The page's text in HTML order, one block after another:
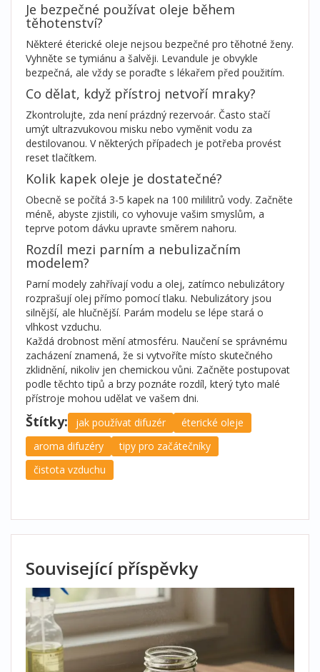
Je bezpečné používat oleje během
těhotenství?
Některé éterické oleje nejsou bezpečné pro těhotné ženy.
Vyhněte se tymiánu a šalvěji. Levandule je obvykle
bezpečná, ale vždy se poraďte s lékařem před použitím.
Co dělat, když přístroj netvoří mraky?
Zkontrolujte, zda není prázdný rezervoár. Často stačí
umýt ultrazvukovou misku nebo vyměnit vodu za
destilovanou. V některých případech je potřeba provést
reset tlačítkem.
Kolik kapek oleje je dostatečné?
Obecně se počítá 3-5 kapek na 100 mililitrů vody. Začněte
méně, abyste zjistili, co vyhovuje vašim smyslům, a
teprve potom dávku upravte směrem nahoru.
Rozdíl mezi parním a nebulizačním
modelem?
Parní modely zahřívají vodu a olej, zatímco nebulizátory
rozprašují olej přímo pomocí tlaku. Nebulizátory jsou
silnější, ale hlučnější. Parám modelu se lépe stará o
vlhkost vzduchu.
Každá drobnost mění atmosféru. Naučení se správnému
zacházení znamená, že si vytvoříte místo skutečného
zklidnění, nikoliv jen chemickou vůni. Začněte postupovat
podle těchto tipů a brzy poznáte rozdíl, který tyto malé
přístroje mohou udělat ve vašem dni.
Štítky: jak používat difuzér
éterické oleje
aroma difuzéry
tipy pro začátečníky
čistota vzduchu
Související příspěvky